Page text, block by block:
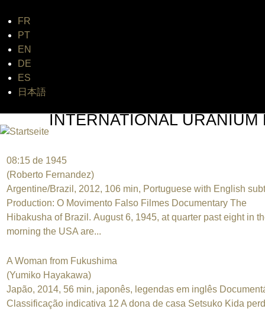
FR
PT
EN
DE
ES
日本語
INTERNATIONAL URANIUM
08:15 de 1945
(Roberto Fernandez)
Argentine/Brazil, 2012, 106 min, Portuguese with English
Production: O Movimento Falso Filmes Documentary The
Hibakusha of Brazil. August 6, 1945, at quarter past eight in
morning the USA are...
A Woman from Fukushima
(Yumiko Hayakawa)
Japão, 2014, 56 min, japonês, legendas em inglês
Classificação indicativa 12 A dona de casa Setsuko Kida